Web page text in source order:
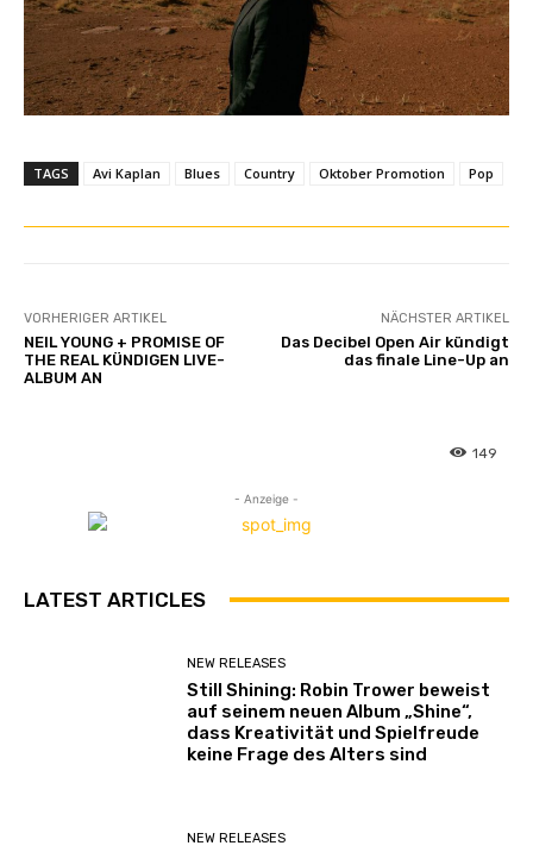
TAGS Avi Kaplan Blues Country Oktober Promotion Pop
VORHERIGER ARTIKEL
NEIL YOUNG + PROMISE OF
THE REAL KÜNDIGEN LIVE-
ALBUM AN
NÄCHSTER ARTIKEL
Das Decibel Open Air kündigt
das finale Line-Up an
149
- Anzeige -
LATEST ARTICLES
NEW RELEASES
Still Shining: Robin Trower beweist
auf seinem neuen Album „Shine“,
dass Kreativität und Spielfreude
keine Frage des Alters sind
NEW RELEASES